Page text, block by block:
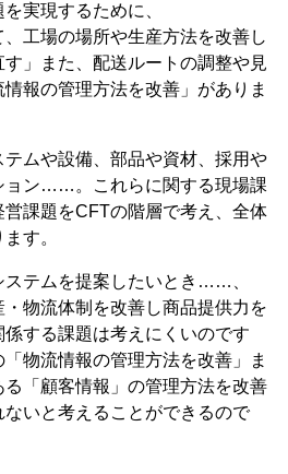
実現するために、
工場の場所や生産方法を改善し
」また、配送ルートの調整や見
報の管理方法を改善」がありま
ムや設備、部品や資材、採用や
ョン……。これらに関する現場課
課題をCFTの階層で考え、全体
す。
ステムを提案したいとき……、
物流体制を改善し商品提供力を
する課題は考えにくいのです
物流情報の管理方法を改善」ま
「顧客情報」の管理方法を改善
いと考えることができるので